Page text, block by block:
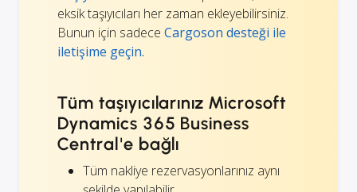
eksik taşıyıcıları her zaman ekleyebilirsiniz.
Bunun için sadece Cargoson desteği ile
iletişime geçin.
Tüm taşıyıcılarınız Microsoft
Dynamics 365 Business
Central'e bağlı
Tüm nakliye rezervasyonlarınız aynı